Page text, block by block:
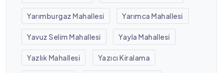
Yarımburgaz Mahallesi Yarımca Mahallesi
Yavuz Selim Mahallesi Yayla Mahallesi
Yazlık Mahallesi Yazıcı Kiralama